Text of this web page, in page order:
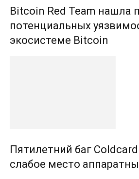
Bitcoin Red Team нашла
потенциальных
экосистеме Bitcoin
Пятилетний баг
слабое место